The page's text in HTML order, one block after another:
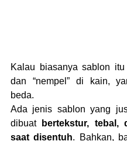
Kalau biasanya sablon
dan “nempel” di kain,
beda.
Ada jenis sablon yang
dibuat
bertekstur, tebal,
saat disentuh. Bahkan,